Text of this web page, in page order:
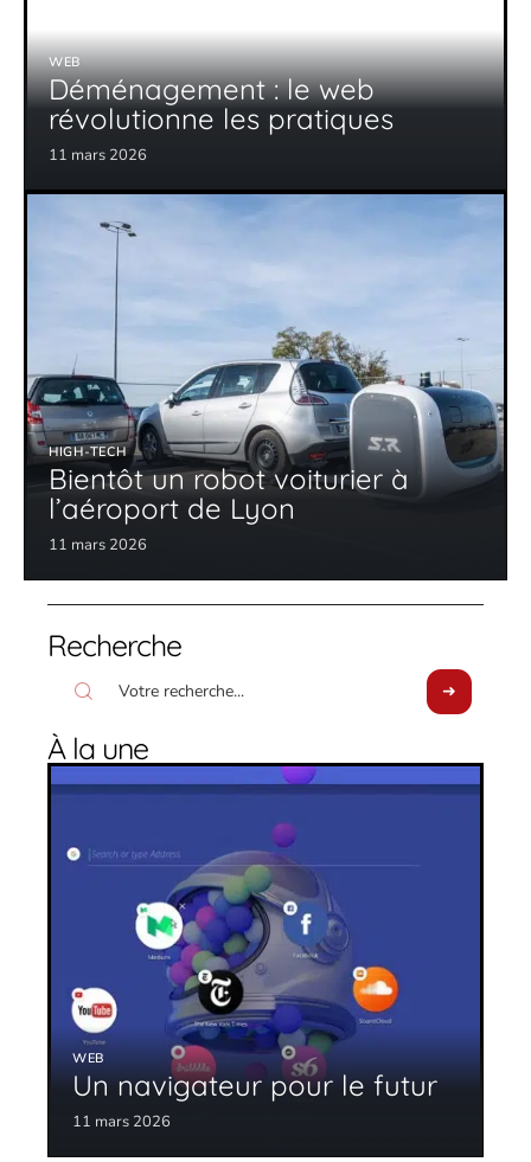
WEB
Déménagement : le web
révolutionne les pratiques
11 mars 2026
HIGH-TECH
Bientôt un robot voiturier à
l’aéroport de Lyon
11 mars 2026
Recherche
À la une
WEB
Un navigateur pour le futur
11 mars 2026